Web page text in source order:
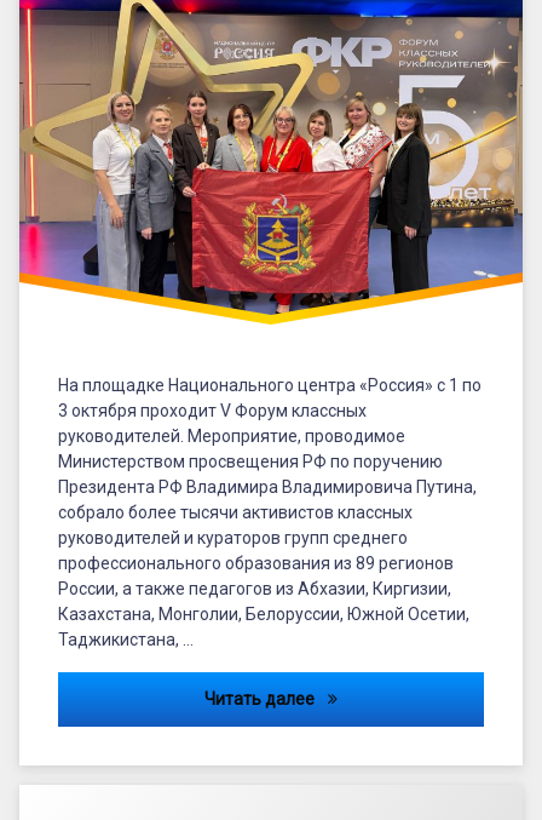
На площадке Национального центра «Россия» с 1 по
3 октября проходит V Форум классных
руководителей. Мероприятие, проводимое
Министерством просвещения РФ по поручению
Президента РФ Владимира Владимировича Путина,
собрало более тысячи активистов классных
руководителей и кураторов групп среднего
профессионального образования из 89 регионов
России, а также педагогов из Абхазии, Киргизии,
Казахстана, Монголии, Белоруссии, Южной Осетии,
Таджикистана, …
Читать далее Брянская делегация